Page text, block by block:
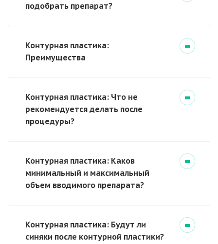
подобрать препарат?
Контурная пластика:
Преимущества
Контурная пластика: Что не
рекомендуется делать после
процедуры?
Контурная пластика: Каков
минимальный и максимальный
объем вводимого препарата?
Контурная пластика: Будут ли
синяки после контурной пластики?